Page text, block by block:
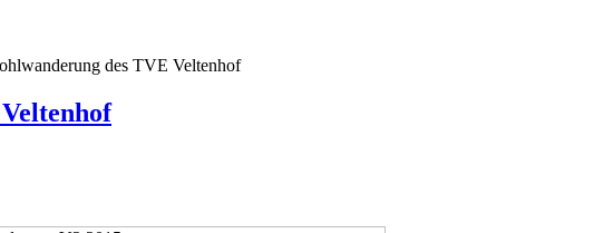
des TVE Veltenhof